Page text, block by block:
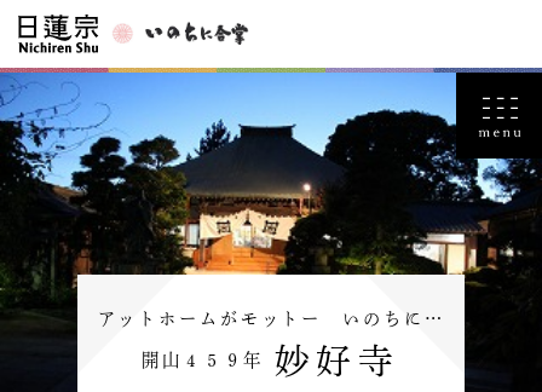
アットホームがモットー いのちに…
開山４５９年 妙好寺